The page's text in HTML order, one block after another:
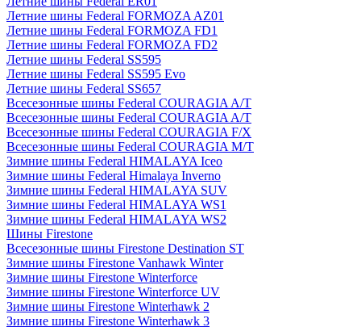
Летние шины Federal FORMOZA AZ01
Летние шины Federal FORMOZA FD1
Летние шины Federal FORMOZA FD2
Летние шины Federal SS595
Летние шины Federal SS595 Evo
Летние шины Federal SS657
Всесезонные шины Federal COURAGIA A/T
Всесезонные шины Federal COURAGIA A/T
Всесезонные шины Federal COURAGIA F/X
Всесезонные шины Federal COURAGIA M/T
Зимние шины Federal HIMALAYA Iceo
Зимние шины Federal Himalaya Inverno
Зимние шины Federal HIMALAYA SUV
Зимние шины Federal HIMALAYA WS1
Зимние шины Federal HIMALAYA WS2
Шины Firestone
Всесезонные шины Firestone Destination ST
Зимние шины Firestone Vanhawk Winter
Зимние шины Firestone Winterforce
Зимние шины Firestone Winterforce UV
Зимние шины Firestone Winterhawk 2
Зимние шины Firestone Winterhawk 3